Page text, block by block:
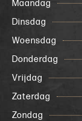
Maandag
Dinsdag
Woensdag
Donderdag
Vrijdag
Zaterdag
Zondag